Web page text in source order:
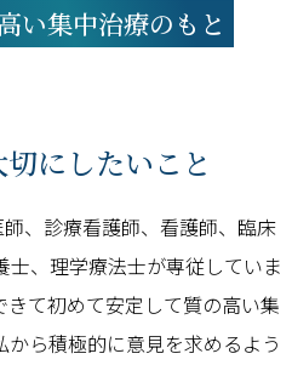
い集中治療のもと
切にしたいこと
、診療看護師、看護師、臨床
、理学療法士が専従していま
て初めて安定して質の高い集
ら積極的に意見を求めるよう